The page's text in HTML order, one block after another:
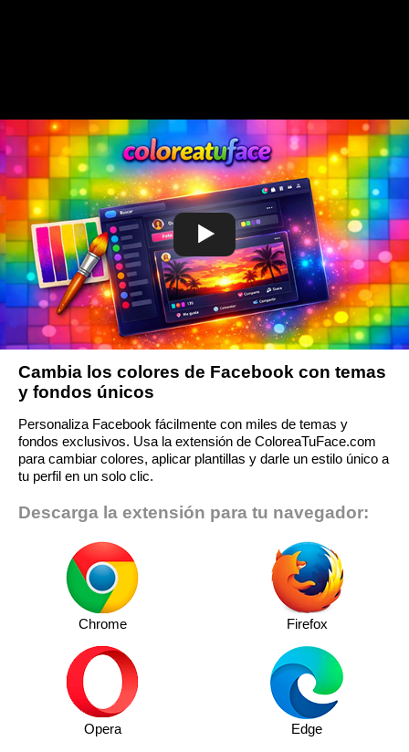
Cambia los colores de Facebook con temas
y fondos únicos
Personaliza Facebook fácilmente con miles de temas y
fondos exclusivos. Usa la extensión de ColoreaTuFace.com
para cambiar colores, aplicar plantillas y darle un estilo único a
tu perfil en un solo clic.
Descarga la extensión para tu navegador:
Chrome Firefox
Opera Edge